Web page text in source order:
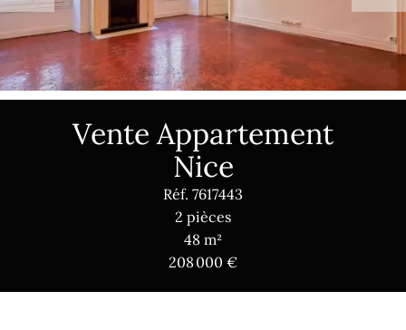
Vente Appartement
Nice
Réf. 7617443
2 pièces
48 m²
208 000 €